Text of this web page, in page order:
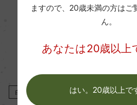
醗酵：ステンレスタンク
熟成：オーク樽熟成18カ月
白 赤
ますので、 20歳未満の方はご
ん。
あなたは20歳以上
はい。20歳以上で